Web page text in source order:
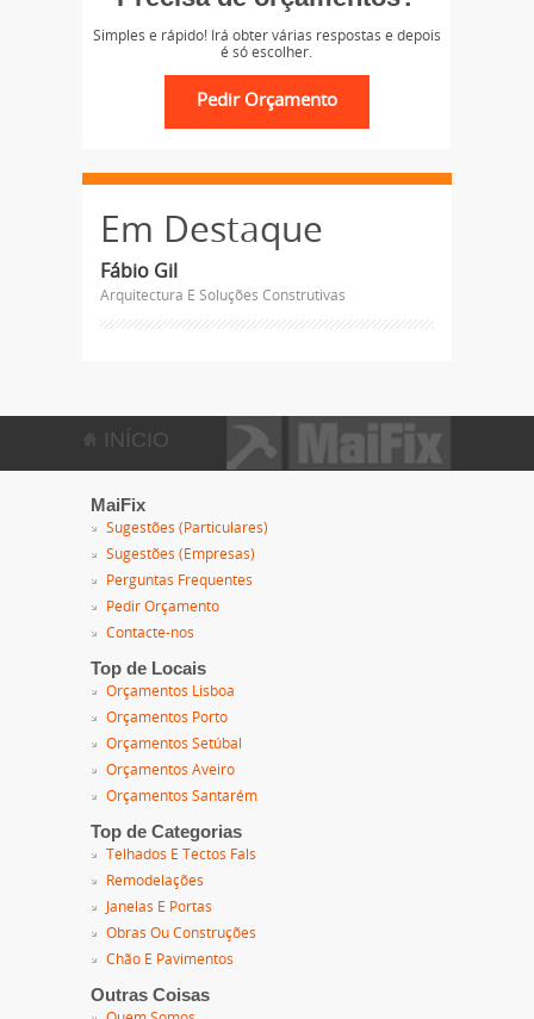
Simples e rápido! Irá obter várias respostas e depois
é só escolher.
Em Destaque
Fábio Gil
Arquitectura E Soluções Construtivas
INÍCIO
MaiFix
Sugestões (Particulares)
Sugestões (Empresas)
Perguntas Frequentes
Pedir Orçamento
Contacte-nos
Top de Locais
Orçamentos Lisboa
Orçamentos Porto
Orçamentos Setúbal
Orçamentos Aveiro
Orçamentos Santarém
Top de Categorias
Telhados E Tectos Fals
Remodelações
Janelas E Portas
Obras Ou Construções
Chão E Pavimentos
Outras Coisas